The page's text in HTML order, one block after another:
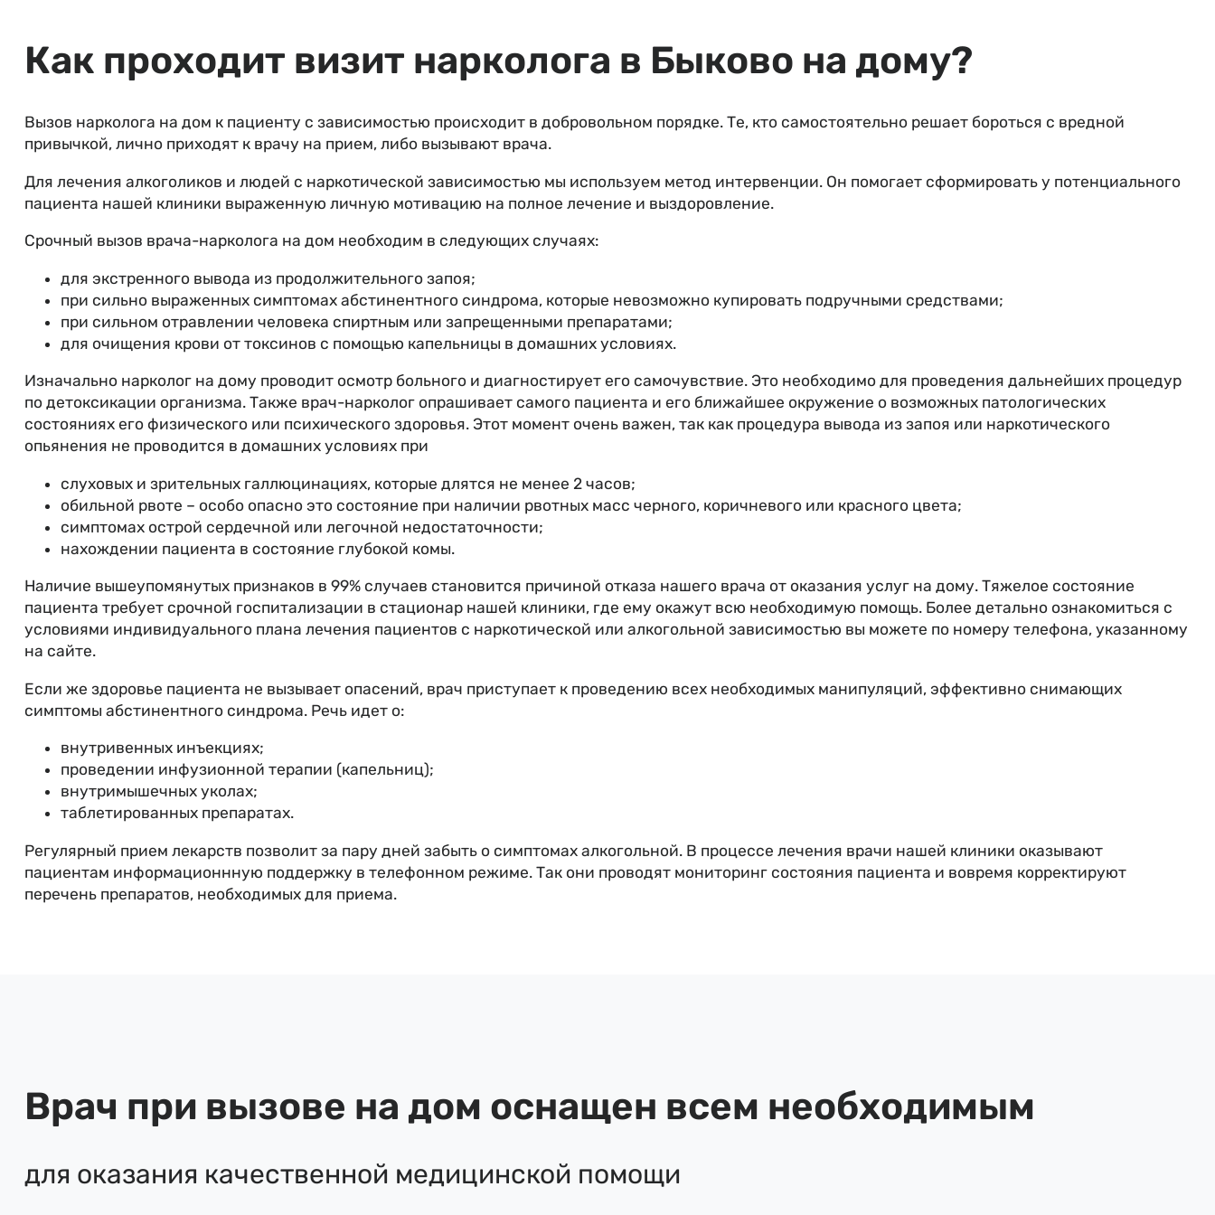
Как проходит визит нарколога в Быково на дому?
Вызов нарколога на дом к пациенту с зависимостью происходит в добровольном порядке. Те, кто самостоятельно решает бороться с вредной
привычкой, лично приходят к врачу на прием, либо вызывают врача.
Для лечения алкоголиков и людей с наркотической зависимостью мы используем метод интервенции. Он помогает сформировать у потенциального
пациента нашей клиники выраженную личную мотивацию на полное лечение и выздоровление.
Срочный вызов врача-нарколога на дом необходим в следующих случаях:
для экстренного вывода из продолжительного запоя;
при сильно выраженных симптомах абстинентного синдрома, которые невозможно купировать подручными средствами;
при сильном отравлении человека спиртным или запрещенными препаратами;
для очищения крови от токсинов с помощью капельницы в домашних условиях.
Изначально нарколог на дому проводит осмотр больного и диагностирует его самочувствие. Это необходимо для проведения дальнейших процедур
по детоксикации организма. Также врач-нарколог опрашивает самого пациента и его ближайшее окружение о возможных патологических
состояниях его физического или психического здоровья. Этот момент очень важен, так как процедура вывода из запоя или наркотического
опьянения не проводится в домашних условиях при
слуховых и зрительных галлюцинациях, которые длятся не менее 2 часов;
обильной рвоте – особо опасно это состояние при наличии рвотных масс черного, коричневого или красного цвета;
симптомах острой сердечной или легочной недостаточности;
нахождении пациента в состояние глубокой комы.
Наличие вышеупомянутых признаков в 99% случаев становится причиной отказа нашего врача от оказания услуг на дому. Тяжелое состояние
пациента требует срочной госпитализации в стационар нашей клиники, где ему окажут всю необходимую помощь. Более детально ознакомиться с
условиями индивидуального плана лечения пациентов с наркотической или алкогольной зависимостью вы можете по номеру телефона, указанному
на сайте.
Если же здоровье пациента не вызывает опасений, врач приступает к проведению всех необходимых манипуляций, эффективно снимающих
симптомы абстинентного синдрома. Речь идет о:
внутривенных инъекциях;
проведении инфузионной терапии (капельниц);
внутримышечных уколах;
таблетированных препаратах.
Регулярный прием лекарств позволит за пару дней забыть о симптомах алкогольной. В процессе лечения врачи нашей клиники оказывают
пациентам информационнную поддержку в телефонном режиме. Так они проводят мониторинг состояния пациента и вовремя корректируют
перечень препаратов, необходимых для приема.
Врач при вызове на дом оснащен всем необходимым
для оказания качественной медицинской помощи